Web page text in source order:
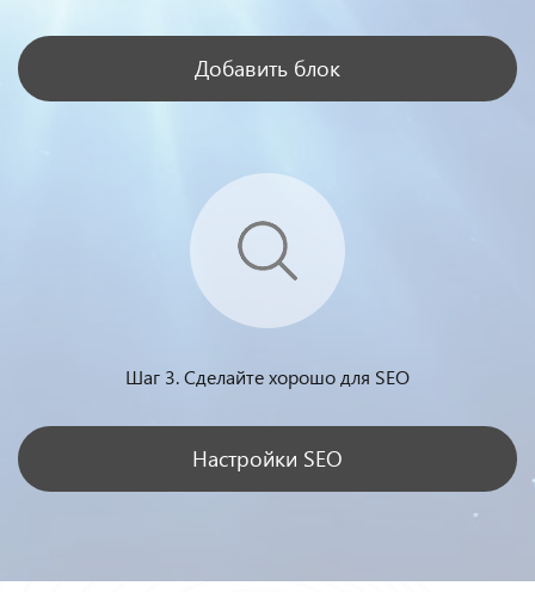
Добавить блок
Шаг 3. Сделайте хорошо для SEO
Настройки SEO